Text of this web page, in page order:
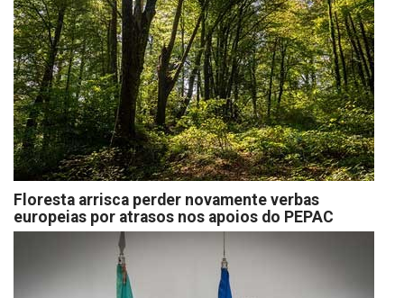
Floresta arrisca perder novamente verbas
europeias por atrasos nos apoios do PEPAC